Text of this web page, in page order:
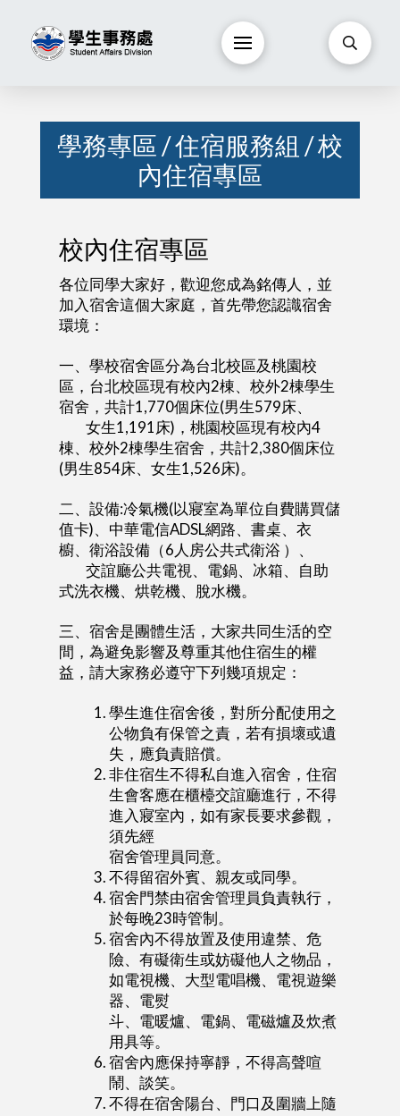
學務專區 /住宿服務組 / 校
內住宿專區
校內住宿專區
各位同學大家好，歡迎您成為銘傳人，並
加入宿舍這個大家庭，首先帶您認識宿舍
環境：
一、學校宿舍區分為台北校區及桃園校
區，台北校區現有校內2棟、校外2棟學生
宿舍，共計1,770個床位(男生579床、
女生1,191床)，桃園校區現有校內4
棟、校外2棟學生宿舍，共計2,380個床位
(男生854床、女生1,526床)。
二、設備:冷氣機(以寢室為單位自費購買儲
值卡)、中華電信ADSL網路、書桌、衣
櫥、衛浴設備（6人房公共式衛浴 ）、
交誼廳公共電視、電鍋、冰箱、自助
式洗衣機、烘乾機、脫水機。
三、宿舍是團體生活，大家共同生活的空
間，為避免影響及尊重其他住宿生的權
益，請大家務必遵守下列幾項規定：
學生進住宿舍後，對所分配使用之
公物負有保管之責，若有損壞或遺
失，應負責賠償。
非住宿生不得私自進入宿舍，住宿
生會客應在櫃檯交誼廳進行，不得
進入寢室內，如有家長要求參觀，
須先經
宿舍管理員同意。
不得留宿外賓、親友或同學。
宿舍門禁由宿舍管理員負責執行，
於每晚23時管制。
宿舍內不得放置及使用違禁、危
險、有礙衛生或妨礙他人之物品，
如電視機、大型電唱機、電視遊樂
器、電熨
斗、電暖爐、電鍋、電磁爐及炊煮
用具等。
宿舍內應保持寧靜，不得高聲喧
鬧、談笑。
不得在宿舍陽台、門口及圍牆上隨